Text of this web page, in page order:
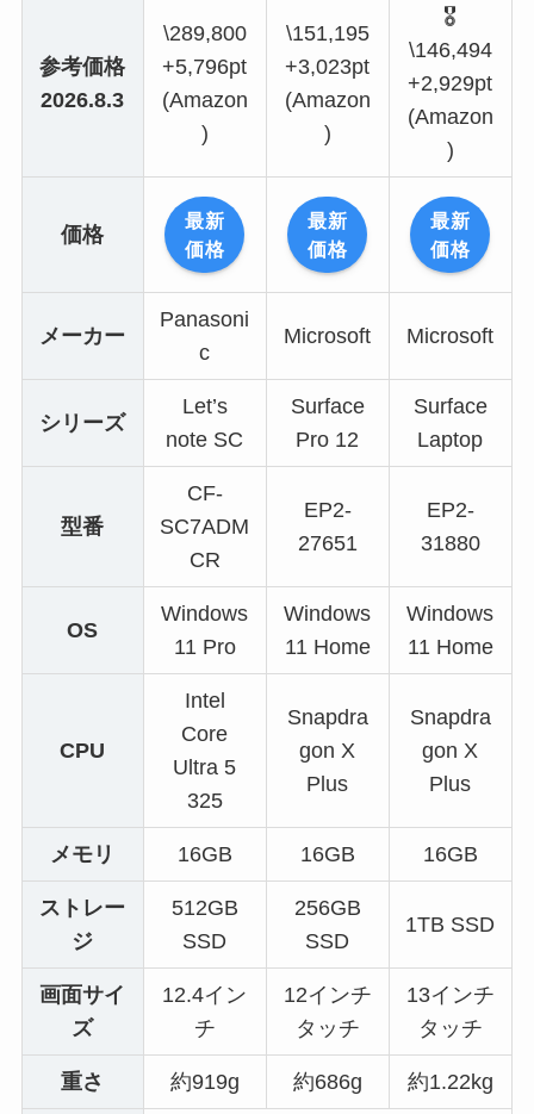
参考価格
2026.8.3
\289,800
+5,796pt
(Amazon
)
\151,195
+3,023pt
(Amazon
)
🎖️
\146,494
+2,929pt
(Amazon
)
価格
最新
価格
最新
価格
最新
価格
メーカー
Panasoni
c
Microsoft Microsoft
シリーズ
Let’s
note SC
Surface
Pro 12
Surface
Laptop
型番
CF-
SC7ADM
CR
EP2-
27651
EP2-
31880
OS
Windows
11 Pro
Windows
11 Home
Windows
11 Home
CPU
Intel
Core
Ultra 5
325
Snapdra
gon X
Plus
Snapdra
gon X
Plus
メモリ 16GB 16GB 16GB
ストレー
ジ
512GB
SSD
256GB
SSD
1TB SSD
画面サイ
ズ
12.4イン
チ
12インチ
タッチ
13インチ
タッチ
重さ 約919g 約686g 約1.22kg